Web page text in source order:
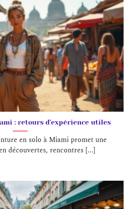
: retours d’expérience utiles
en solo à Miami promet une
découvertes, rencontres [...]